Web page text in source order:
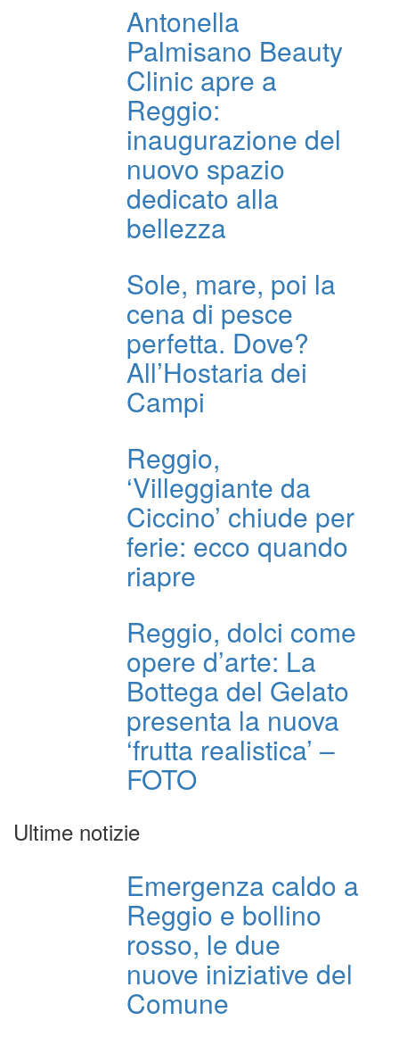
Antonella
Palmisano Beauty
Clinic apre a
Reggio:
inaugurazione del
nuovo spazio
dedicato alla
bellezza
Sole, mare, poi la
cena di pesce
perfetta. Dove?
All’Hostaria dei
Campi
Reggio,
‘Villeggiante da
Ciccino’ chiude per
ferie: ecco quando
riapre
Reggio, dolci come
opere d’arte: La
Bottega del Gelato
presenta la nuova
‘frutta realistica’ –
FOTO
Ultime notizie
Emergenza caldo a
Reggio e bollino
rosso, le due
nuove iniziative del
Comune